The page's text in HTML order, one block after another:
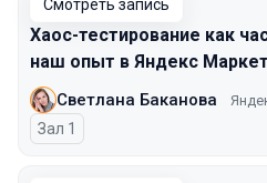
Смотреть запись
Хаос-тестирование как
наш опыт в Яндекс
Светлана Баканова
Зал 1